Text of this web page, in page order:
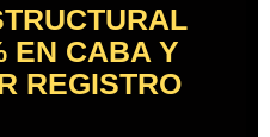
EN CABA Y
REGISTRO